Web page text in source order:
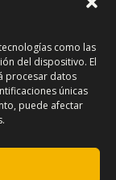
como las
del dispositivo. El
procesar datos
únicas
puede afectar